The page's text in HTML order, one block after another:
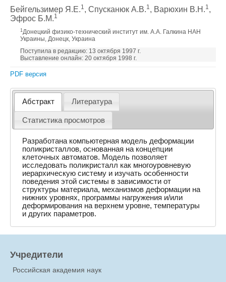
Бейгельзимер Я.Е.1, Спусканюк А.В.1, Варюхин В.Н.1,
Эфрос Б.М.1
1 Донецкий физико-технический институт им. А.А. Галкина НАН
Украины, Донецк, Украина
Поступила в редакцию: 13 октября 1997 г.
Выставление онлайн: 20 октября 1998 г.
PDF версия
Абстракт Литература
Статистика просмотров
Разработана компьютерная модель деформации
поликристаллов, основанная на концепции
клеточных автоматов. Модель позволяет
исследовать поликристалл как многоуровневую
иерархическую систему и изучать особенности
поведения этой системы в зависимости от
структуры материала, механизмов деформации на
нижних уровнях, программы нагружения и/или
деформирования на верхнем уровне, температуры
и других параметров.
Учредители
Российская академия наук